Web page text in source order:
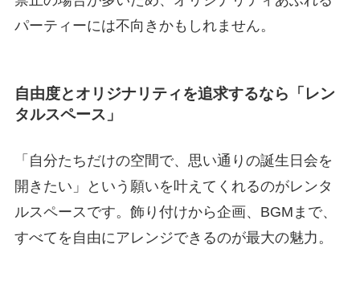
パーティーには不向きかもしれません。
自由度とオリジナリティを追求するなら「レン
タルスペース」
「自分たちだけの空間で、思い通りの誕生日会を
開きたい」という願いを叶えてくれるのがレンタ
ルスペースです。飾り付けから企画、BGMまで、
すべてを自由にアレンジできるのが最大の魅力。